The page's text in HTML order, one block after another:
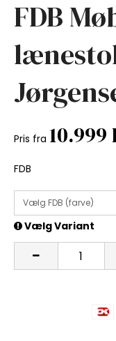
FDB
Pris fra 10.999
FDB
Vælg FDB (farve)
Vælg Variant